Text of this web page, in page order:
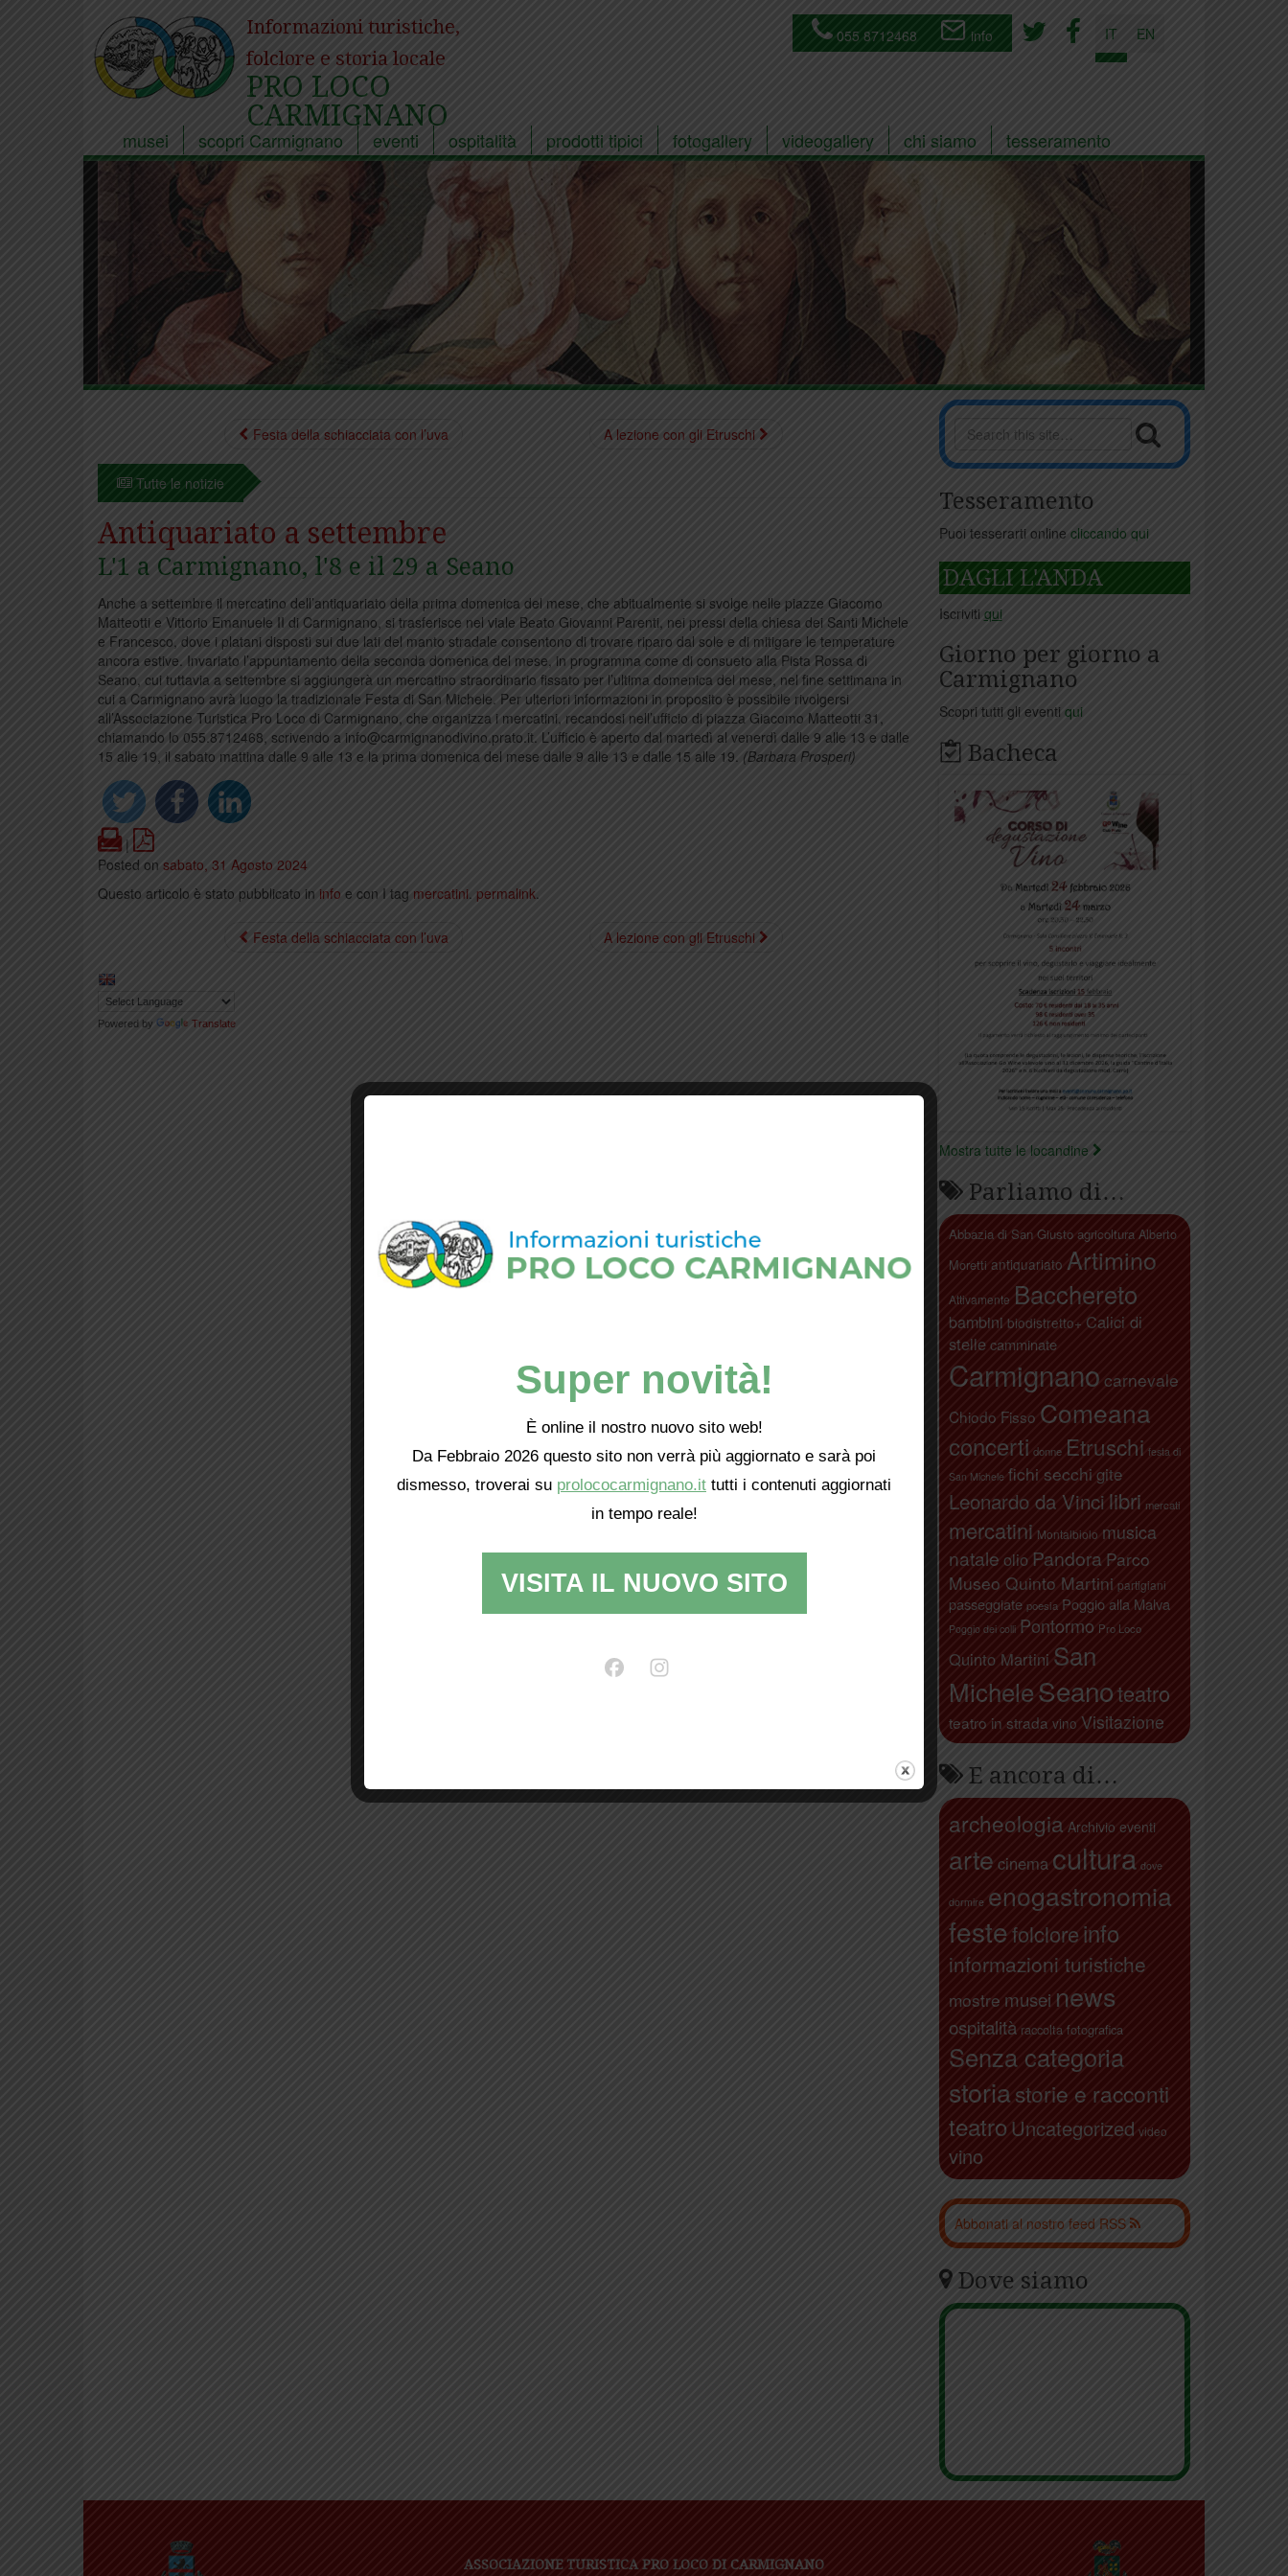
Informazioni turistiche,
folclore e storia locale
PRO LOCO
CARMIGNANO
055 8712468 info IT EN
musei scopri Carmignano eventi ospitalità prodotti tipici fotogallery videogallery chi siamo tesseramento
Festa della schiacciata con l’uva A lezione con gli Etruschi
Tutte le notizie
Antiquariato a settembre
L'1 a Carmignano, l'8 e il 29 a Seano
Anche a settembre il mercatino dell’antiquariato della prima domenica del mese, che abitualmente si svolge nelle piazze Giacomo
Matteotti e Vittorio Emanuele II di Carmignano, si trasferisce nel viale Beato Giovanni Parenti, nei pressi della chiesa dei Santi Michele
e Francesco, dove i platani disposti sui due lati del manto stradale consentono di trovare riparo dal sole e di mitigare le temperature
ancora estive. Invariato l’appuntamento della seconda domenica del mese, in programma come di consueto alla Pista Rossa di
Seano, cui tuttavia a settembre si aggiungerà un mercatino straordinario fissato per l’ultima domenica del mese, nel fine settimana in
cui a Carmignano avrà luogo la tradizionale Festa di San Michele. Per ulteriori informazioni in proposito è possibile rivolgersi
all’Associazione Turistica Pro Loco di Carmignano, che organizza i mercatini, recandosi nell’ufficio di piazza Giacomo Matteotti 31,
chiamando lo 055.8712468, scrivendo a info@carmignanodivino.prato.it. L’ufficio è aperto dal martedì al venerdì dalle 9 alle 13 e dalle
15 alle 19, il sabato mattina dalle 9 alle 13 e la prima domenica del mese dalle 9 alle 13 e dalle 15 alle 19. (Barbara Prosperi)
Print
|
Posted on sabato, 31 Agosto 2024
Questo articolo è stato pubblicato in info e con I tag mercatini. permalink.
Festa della schiacciata con l’uva A lezione con gli Etruschi
Powered by Translate
Tesseramento
Puoi tesserarti online cliccando qui
DAGLI L'ANDA
Iscriviti qui
Giorno per giorno a
Carmignano
Scopri tutti gli eventi qui
Bacheca
Mostra tutte le locandine
Parliamo di…
Abbazia di San Giusto agricoltura Alberto
Moretti antiquariato Artimino
Attivamente Bacchereto
bambini biodistretto+ Calici di
stelle camminate
Carmignano carnevale
Chiodo Fisso Comeana
concerti donne Etruschi festa di
San Michele fichi secchi gite
Leonardo da Vinci libri mercati
mercatini Montalbiolo musica
natale olio Pandora Parco
Museo Quinto Martini partigiani
passeggiate poesia Poggio alla Malva
Poggio dei colli Pontormo Pro Loco
Quinto Martini San
MicheleSeanoteatro
teatro in strada vino Visitazione
E ancora di…
archeologia Archivio eventi
arte cinema cultura dove
dormire enogastronomia
festefolcloreinfo
informazioni turistiche
mostre musei news
ospitalità raccolta fotografica
Senza categoria
storiastorie e racconti
teatro Uncategorized video
vino
Abbonati al nostro feed RSS
Dove siamo
ASSOCIAZIONE TURISTICA PRO LOCO DI CARMIGNANO
Super novità!
È online il nostro nuovo sito web!
Da Febbraio 2026 questo sito non verrà più aggiornato e sarà poi
dismesso, troverai su prolococarmignano.it tutti i contenuti aggiornati
in tempo reale!
VISITA IL NUOVO SITO